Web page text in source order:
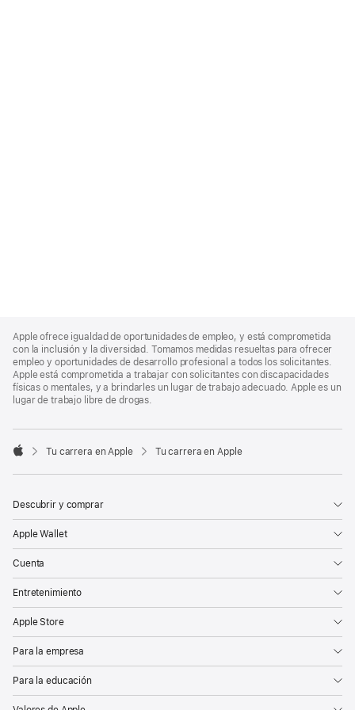
Footer
Apple ofrece igualdad de oportunidades de empleo, y está comprometida
con la inclusión y la diversidad. Tomamos medidas resueltas para ofrecer
empleo y oportunidades de desarrollo profesional a todos los solicitantes.
Apple está comprometida a trabajar con solicitantes con discapacidades
físicas o mentales, y a brindarles un lugar de trabajo adecuado. Apple es un
lugar de trabajo libre de drogas.

Tu carrera en Apple Tu carrera en Apple
Descubrir y comprar
Apple Wallet
Cuenta
Entretenimiento
Apple Store
Para la empresa
Para la educación